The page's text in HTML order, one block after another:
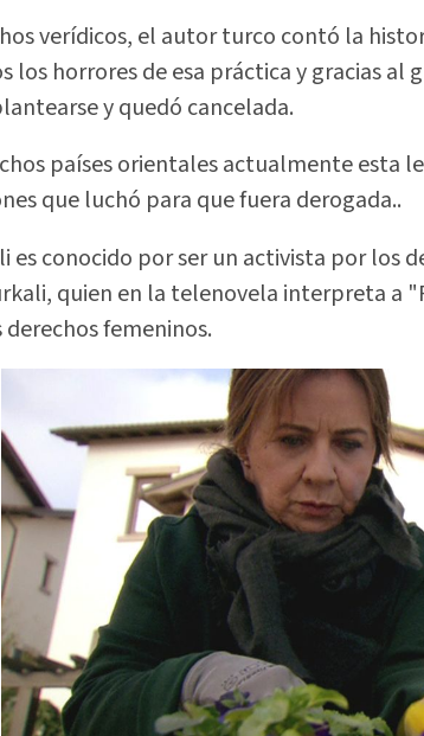
verídicos, el autor turco contó la
los horrores de esa práctica y gracias al
y quedó cancelada.
países orientales actualmente esta
que luchó para que fuera derogada..
es conocido por ser un activista por los
quien en la telenovela interpreta a
femeninos.